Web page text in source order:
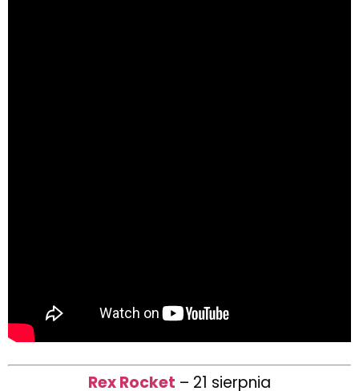
Rex Rocket – 21 sierpnia